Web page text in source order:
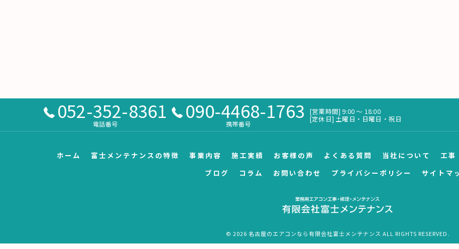
052-352-8361
電話番号
090-4468-1763
携帯番号
[営業時間] 9:00 〜 18:00
[定休日] 土曜日・日曜日・祝日
ホーム 富士メンテナンスの特徴 事業内容 施工実績 お客様の声 よくある質問 当社について 工事
ブログ
コラム お問い合わせ プライバシーポリシー サイトマ
© 2026 名古屋のエアコンなら有限会社富士メンテナンス ALL RIGHTS RESERVED.